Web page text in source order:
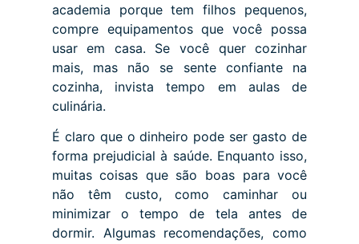
academia porque tem filhos pequenos,
compre equipamentos que você possa
usar em casa. Se você quer cozinhar
mais, mas não se sente confiante na
cozinha, invista tempo em aulas de
culinária.
É claro que o dinheiro pode ser gasto de
forma prejudicial à saúde. Enquanto isso,
muitas coisas que são boas para você
não têm custo, como caminhar ou
minimizar o tempo de tela antes de
dormir. Algumas recomendações, como